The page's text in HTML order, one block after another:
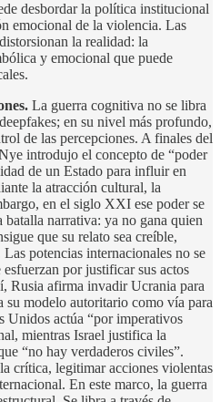
desbordar la política institucional
emocional de la violencia. Las
la realidad: la
y emocional que puede
La guerra cognitiva no se libra
en su nivel más profundo,
de las percepciones. A finales del
introdujo el concepto de “poder
de un Estado para influir en
la atracción cultural, la
en el siglo XXI ese poder se
narrativa: ya no gana quien
que su relato sea creíble,
potencias internacionales no se
por justificar sus actos
Rusia afirma invadir Ucrania para
su modelo autoritario como vía para
Unidos actúa “por imperativos
mientras Israel justifica la
“no hay verdaderos civiles”.
crítica, legitimar acciones violentas
En este marco, la guerra